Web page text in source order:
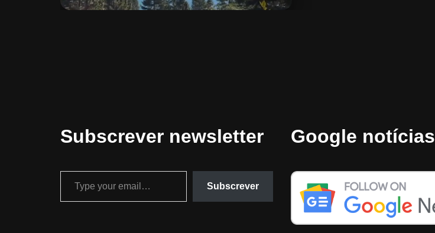
Subscrever newsletter
Subscrever
Google notícias